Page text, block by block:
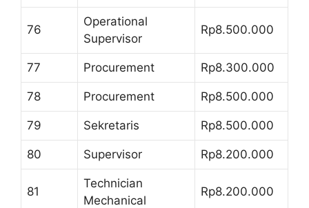
76
Operational
Supervisor
Rp8.500.000
77 Procurement Rp8.300.000
78 Procurement Rp8.500.000
79 Sekretaris Rp8.500.000
80 Supervisor Rp8.200.000
81
Technician
Mechanical
Rp8.200.000